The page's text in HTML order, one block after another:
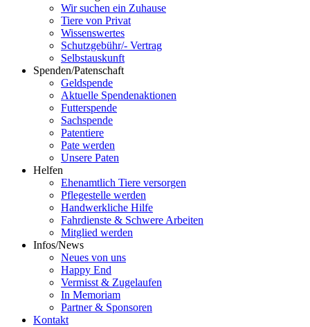
Wir suchen ein Zuhause
Tiere von Privat
Wissenswertes
Schutzgebühr/- Vertrag
Selbstauskunft
Spenden/Patenschaft
Geldspende
Aktuelle Spendenaktionen
Futterspende
Sachspende
Patentiere
Pate werden
Unsere Paten
Helfen
Ehenamtlich Tiere versorgen
Pflegestelle werden
Handwerkliche Hilfe
Fahrdienste & Schwere Arbeiten
Mitglied werden
Infos/News
Neues von uns
Happy End
Vermisst & Zugelaufen
In Memoriam
Partner & Sponsoren
Kontakt